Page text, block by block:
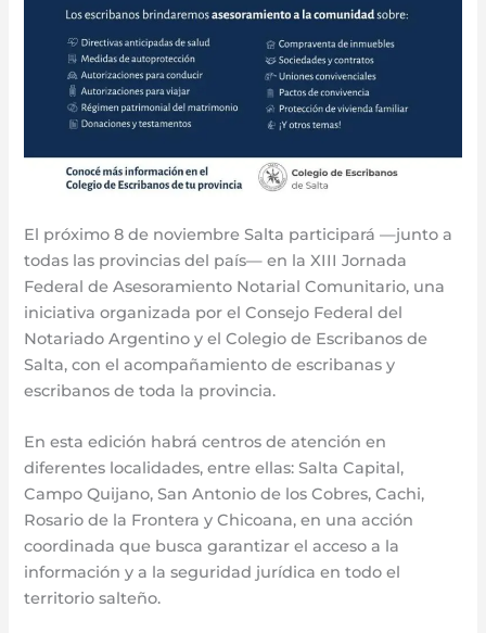
El próximo 8 de noviembre Salta participará —junto a
todas las provincias del país— en la XIII Jornada
Federal de Asesoramiento Notarial Comunitario, una
iniciativa organizada por el Consejo Federal del
Notariado Argentino y el Colegio de Escribanos de
Salta, con el acompañamiento de escribanas y
escribanos de toda la provincia.
En esta edición habrá centros de atención en
diferentes localidades, entre ellas: Salta Capital,
Campo Quijano, San Antonio de los Cobres, Cachi,
Rosario de la Frontera y Chicoana, en una acción
coordinada que busca garantizar el acceso a la
información y a la seguridad jurídica en todo el
territorio salteño.